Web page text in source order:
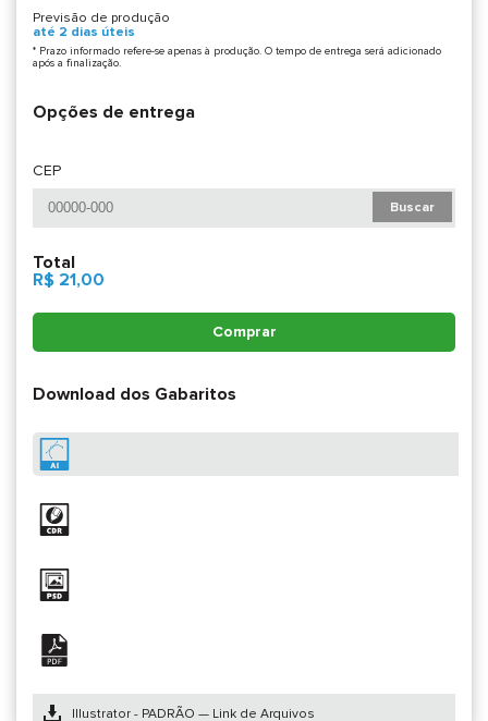
Previsão de produção
até 2 dias úteis
* Prazo informado refere-se apenas à produção. O tempo de entrega será adicionado
após a finalização.
Opções de entrega
CEP
Buscar
Total
R$ 21,00
Comprar
Download dos Gabaritos
Illustrator - PADRÃO — Link de Arquivos